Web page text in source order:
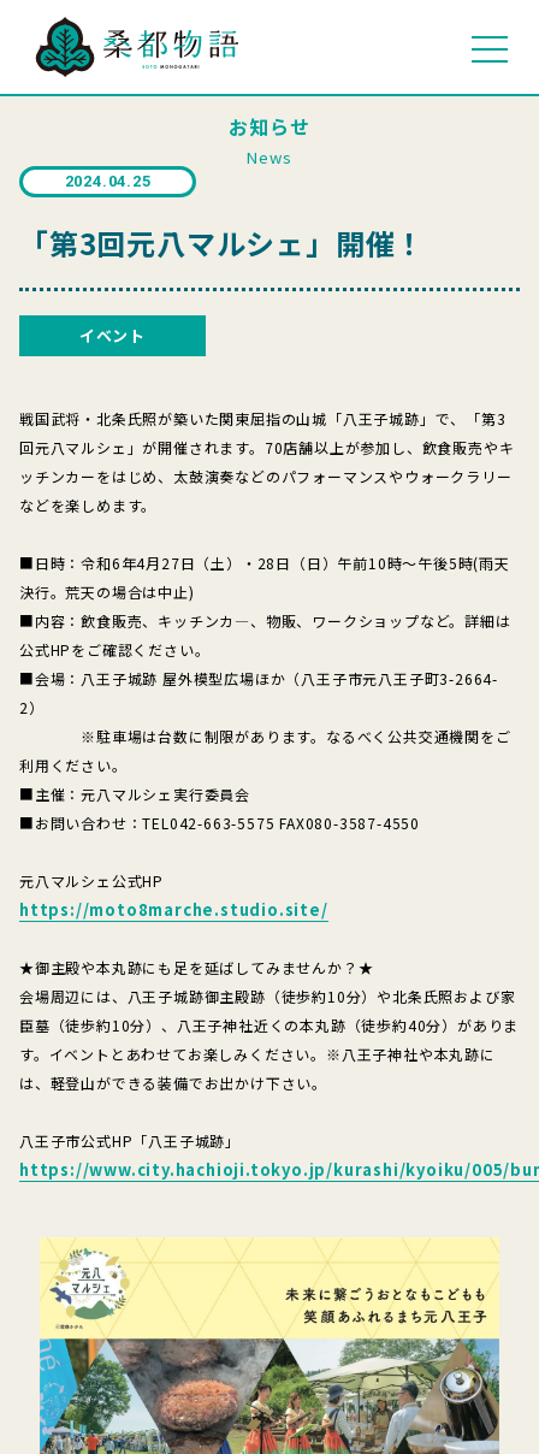
お知らせ
News
2024.04.25
「第3回元八マルシェ」開催！
イベント
戦国武将・北条氏照が築いた関東屈指の山城「八王子城跡」で、「第3
回元八マルシェ」が開催されます。70店舗以上が参加し、飲食販売やキ
ッチンカーをはじめ、太鼓演奏などのパフォーマンスやウォークラリー
などを楽しめます。
■日時：令和6年4月27日（土）・28日（日）午前10時～午後5時(雨天
決行。荒天の場合は中止)
■内容：飲食販売、キッチンカ―、物販、ワークショップなど。詳細は
公式HPをご確認ください。
■会場：八王子城跡 屋外模型広場ほか（八王子市元八王子町3-2664-
2）
※駐車場は台数に制限があります。なるべく公共交通機関をご
利用ください。
■主催：元八マルシェ実行委員会
■お問い合わせ：TEL042-663-5575 FAX080-3587-4550
元八マルシェ公式HP
https://moto8marche.studio.site/
★御主殿や本丸跡にも足を延ばしてみませんか？★
会場周辺には、八王子城跡御主殿跡（徒歩約10分）や北条氏照および家
臣墓（徒歩約10分）、八王子神社近くの本丸跡（徒歩約40分）がありま
す。イベントとあわせてお楽しみください。※八王子神社や本丸跡に
は、軽登山ができる装備でお出かけ下さい。
八王子市公式HP「八王子城跡」
https://www.city.hachioji.tokyo.jp/kurashi/kyoiku/005/